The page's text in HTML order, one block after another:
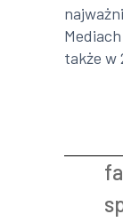
także w